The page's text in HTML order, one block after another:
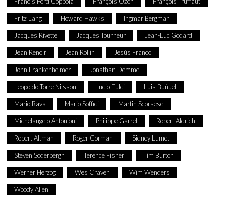
Fritz Lang Howard Hawks Ingmar Bergman
Jacques Rivette Jacques Tourneur Jean-Luc Godard
Jean Renoir Jean Rollin Jesús Franco
John Frankenheimer Jonathan Demme
Leopoldo Torre Nilsson Lucio Fulci Luis Buñuel
Mario Bava Mario Soffici Martin Scorsese
Michelangelo Antonioni Philippe Garrel Robert Aldrich
Robert Altman Roger Corman Sidney Lumet
Steven Soderbergh Terence Fisher Tim Burton
Werner Herzog Wes Craven Wim Wenders
Woody Allen